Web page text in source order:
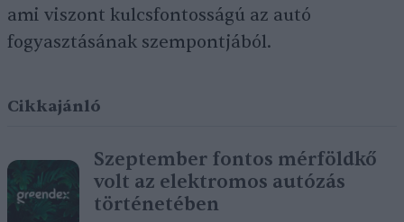
ami viszont kulcsfontosságú az autó
fogyasztásának szempontjából.
Cikkajánló
Szeptember fontos mérföldkő
volt az elektromos autózás
történetében